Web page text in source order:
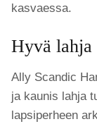
kasvaessa.
Hyvä
Ally Scandic
ja kaunis lahja
lapsiperheen